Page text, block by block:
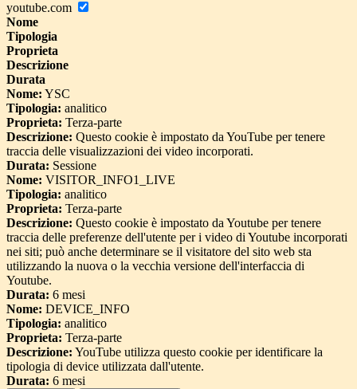
youtube.com
Nome
Tipologia
Proprieta
Descrizione
Durata
Nome: YSC
Tipologia: analitico
Proprieta: Terza-parte
Descrizione: Questo cookie è impostato da YouTube per tenere
traccia delle visualizzazioni dei video incorporati.
Durata: Sessione
Nome: VISITOR_INFO1_LIVE
Tipologia: analitico
Proprieta: Terza-parte
Descrizione: Questo cookie è impostato da Youtube per tenere
traccia delle preferenze dell'utente per i video di Youtube incorporati
nei siti; può anche determinare se il visitatore del sito web sta
utilizzando la nuova o la vecchia versione dell'interfaccia di
Youtube.
Durata: 6 mesi
Nome: DEVICE_INFO
Tipologia: analitico
Proprieta: Terza-parte
Descrizione: YouTube utilizza questo cookie per identificare la
tipologia di device utilizzata dall'utente.
Durata: 6 mesi